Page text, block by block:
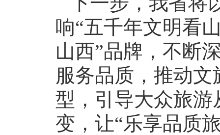
响“五千年文明看
山西”品牌，不断
服务品质，推动文
型，引导大众旅游
变，让“乐享品质